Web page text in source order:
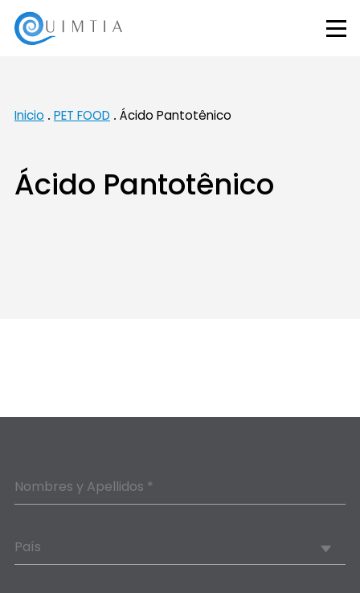
Inicio PET FOOD Ácido Pantotênico
Ácido Pantotênico
Nombres y Apellidos *
País